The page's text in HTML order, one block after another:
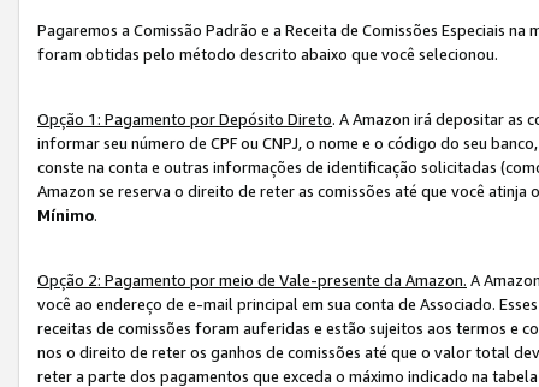
Pagaremos a Comissão Padrão e a Receita de Comissões Especiais
foram obtidas pelo método descrito abaixo que você selecionou.
Opção 1: Pagamento por Depósito Direto. A Amazon irá depositar as
informar seu número de CPF ou CNPJ, o nome e o código do seu
conste na conta e outras informações de identificação solicitadas
Amazon se reserva o direito de reter as comissões até que você
Mínimo.
Opção 2: Pagamento por meio de Vale-presente da Amazon. A
você ao endereço de e-mail principal em sua conta de Associado.
receitas de comissões foram auferidas e estão sujeitos aos termos e
nos o direito de reter os ganhos de comissões até que o valor total
reter a parte dos pagamentos que exceda o máximo indicado na